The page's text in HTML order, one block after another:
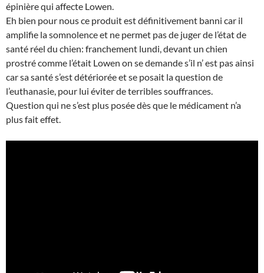
épinière qui affecte Lowen.
Eh bien pour nous ce produit est définitivement banni car il
amplifie la somnolence et ne permet pas de juger de l’état de
santé réel du chien: franchement lundi, devant un chien
prostré comme l’était Lowen on se demande s’il n’ est pas ainsi
car sa santé s’est détériorée et se posait la question de
l’euthanasie, pour lui éviter de terribles souffrances.
Question qui ne s’est plus posée dès que le médicament n’a
plus fait effet.